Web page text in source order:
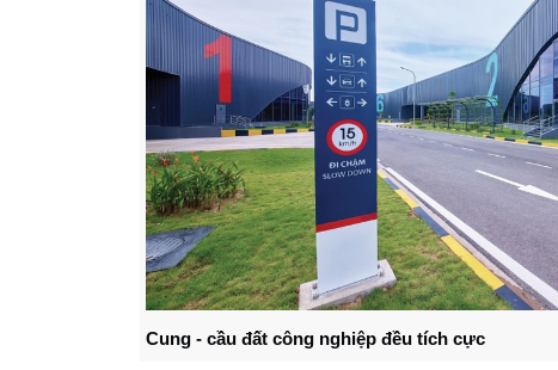
Cung - cầu đất công nghiệp đều tích cực